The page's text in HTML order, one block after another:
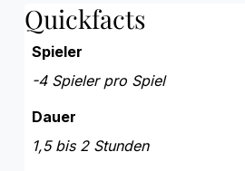
Quickfacts
Spieler
-4 Spieler pro Spiel
Dauer
1,5 bis 2 Stunden